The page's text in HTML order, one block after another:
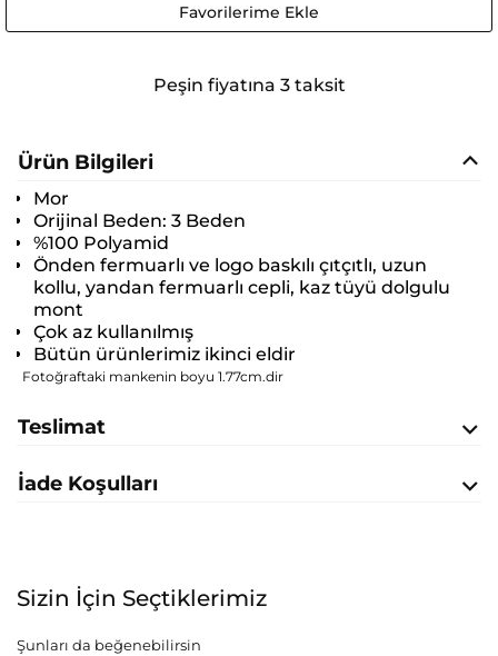
Favorilerime Ekle
Peşin fiyatına 3 taksit
Ürün Bilgileri
Mor
Orijinal Beden: 3 Beden
%100 Polyamid
Önden fermuarlı ve logo baskılı çıtçıtlı, uzun
kollu, yandan fermuarlı cepli, kaz tüyü dolgulu
mont
Çok az kullanılmış
Bütün ürünlerimiz ikinci eldir
Fotoğraftaki mankenin boyu 1.77cm.dir
Teslimat
İade Koşulları
Sizin İçin Seçtiklerimiz
Şunları da beğenebilirsin